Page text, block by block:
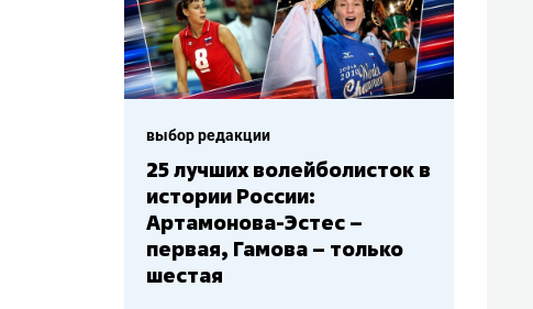
выбор редакции
25 лучших волейболисток в
истории России:
Артамонова-Эстес –
первая, Гамова – только
шестая